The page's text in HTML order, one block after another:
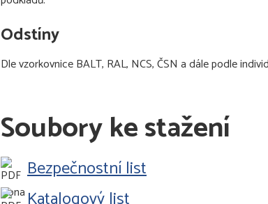
Odstíny
Dle vzorkovnice BALT, RAL, NCS, ČSN a dále podle
Soubory ke stažení
Bezpečnostní list